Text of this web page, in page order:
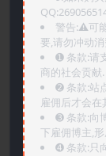
警告:⚠️可
要,请勿冲动消
➊️ 条款:请
商的社会贡献.
➋️ 条款:站
雇佣后才会
➌️ 条款:向
下雇佣博主,
➍️ 条款:只